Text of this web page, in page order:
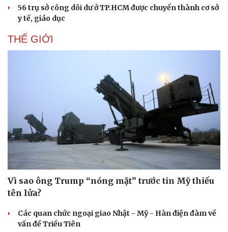
Văn hóa
56 trụ sở công dôi dư ở TP.HCM được chuyển thành cơ sở
y tế, giáo dục
THẾ GIỚI
Vì sao ông Trump “nóng mặt” trước tin Mỹ thiếu
tên lửa?
Các quan chức ngoại giao Nhật - Mỹ - Hàn điện đàm về
vấn đề Triều Tiên